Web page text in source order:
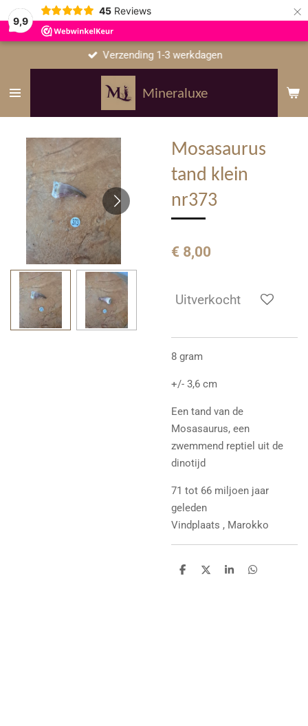
9,9
45 Reviews ×
Mineraluxe
Verzending 1-3 werkdagen
Mosasaurus
tand klein
nr373
€ 8,00
Uitverkocht
8 gram
+/- 3,6 cm
Een tand van de
Mosasaurus, een
zwemmend reptiel uit de
dinotijd
71 tot 66 miljoen jaar
geleden
Vindplaats , Marokko
D
D
S
D